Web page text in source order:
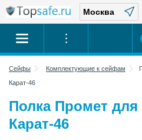
Сейфы Комплектующие к сейфам
Карат-46
Полка Промет для
Карат-46